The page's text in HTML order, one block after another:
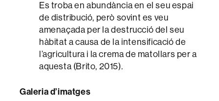
Es troba en abundància en el seu espai
de distribució, però sovint es veu
amenaçada per la destrucció del seu
hàbitat a causa de la intensificació de
l’agricultura i la crema de matollars per a
aquesta (Brito, 2015).
Galeria d’imatges